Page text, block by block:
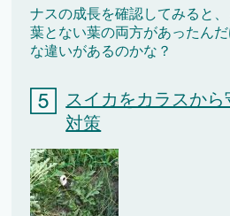
ナスの成長を確認してみると
葉とない葉の両方があったん
な違いがあるのかな？
スイカをカラスか
対策